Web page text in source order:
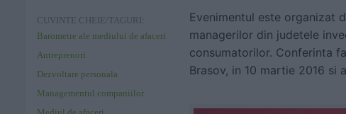
CUVINTE CHEIE/TAGURI:
Barometre ale mediului de afaceri
Antreprenori
Dezvoltare personala
Managementul companiilor
Evenimentul este organizat
managerilor din judetele
consumatorilor. Conferinta
Brasov, in 10 martie 2016 si